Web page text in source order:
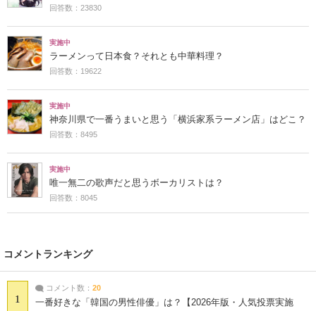
回答数：23830
実施中
ラーメンって日本食？それとも中華料理？
回答数：19622
実施中
神奈川県で一番うまいと思う「横浜家系ラーメン店」はどこ？
回答数：8495
実施中
唯一無二の歌声だと思うボーカリストは？
回答数：8045
コメントランキング
1
コメント数： 20
一番好きな「韓国の男性俳優」は？【2026年版・人気投票実施